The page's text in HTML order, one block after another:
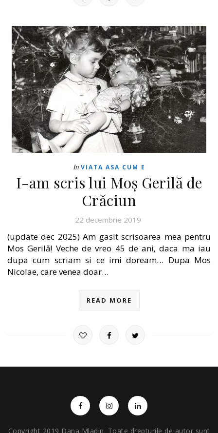
In VIATA ASA CUM E
I-am scris lui Moș Gerilă de
Crăciun
22 decembrie 2019
(update dec 2025) Am gasit scrisoarea mea pentru
Mos Gerilă! Veche de vreo 45 de ani, daca ma iau
dupa cum scriam si ce imi doream… Dupa Mos
Nicolae, care venea doar…
READ MORE
Copyright 2019 Dana Mladin. Toate drepturile de autor sunt